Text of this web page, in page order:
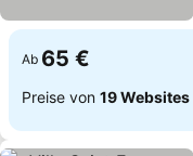
Ab 65 €
Preise von 19 Websites